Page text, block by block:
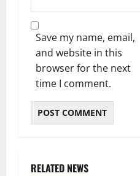
Save my name, email,
and website in this
browser for the next
time I comment.
RELATED NEWS